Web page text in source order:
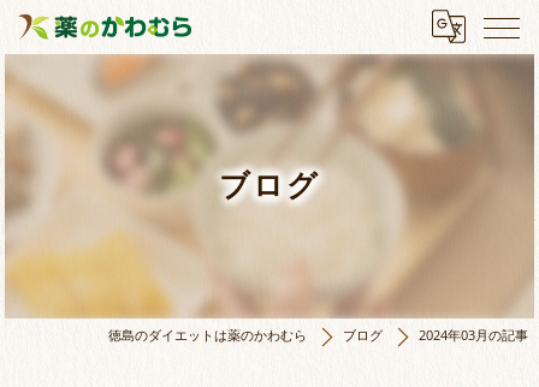
ブログ
徳島のダイエットは薬のかわむら ブログ 2024年03月の記事